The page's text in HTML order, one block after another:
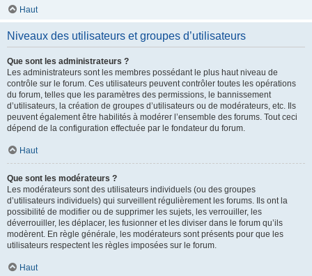
Haut
Niveaux des utilisateurs et groupes d’utilisateurs
Que sont les administrateurs ?
Les administrateurs sont les membres possédant le plus haut niveau de
contrôle sur le forum. Ces utilisateurs peuvent contrôler toutes les opérations
du forum, telles que les paramètres des permissions, le bannissement
d’utilisateurs, la création de groupes d’utilisateurs ou de modérateurs, etc. Ils
peuvent également être habilités à modérer l’ensemble des forums. Tout ceci
dépend de la configuration effectuée par le fondateur du forum.
Haut
Que sont les modérateurs ?
Les modérateurs sont des utilisateurs individuels (ou des groupes
d’utilisateurs individuels) qui surveillent régulièrement les forums. Ils ont la
possibilité de modifier ou de supprimer les sujets, les verrouiller, les
déverrouiller, les déplacer, les fusionner et les diviser dans le forum qu’ils
modèrent. En règle générale, les modérateurs sont présents pour que les
utilisateurs respectent les règles imposées sur le forum.
Haut